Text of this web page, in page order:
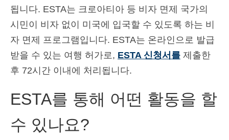
됩니다. ESTA는 크로아티아 등 비자 면제 국가의
시민이 비자 없이 미국에 입국할 수 있도록 하는 비
자 면제 프로그램입니다. ESTA는 온라인으로 발급
받을 수 있는 여행 허가로, ESTA 신청서를 제출한
후 72시간 이내에 처리됩니다.
ESTA를 통해 어떤 활동을 할
수 있나요?